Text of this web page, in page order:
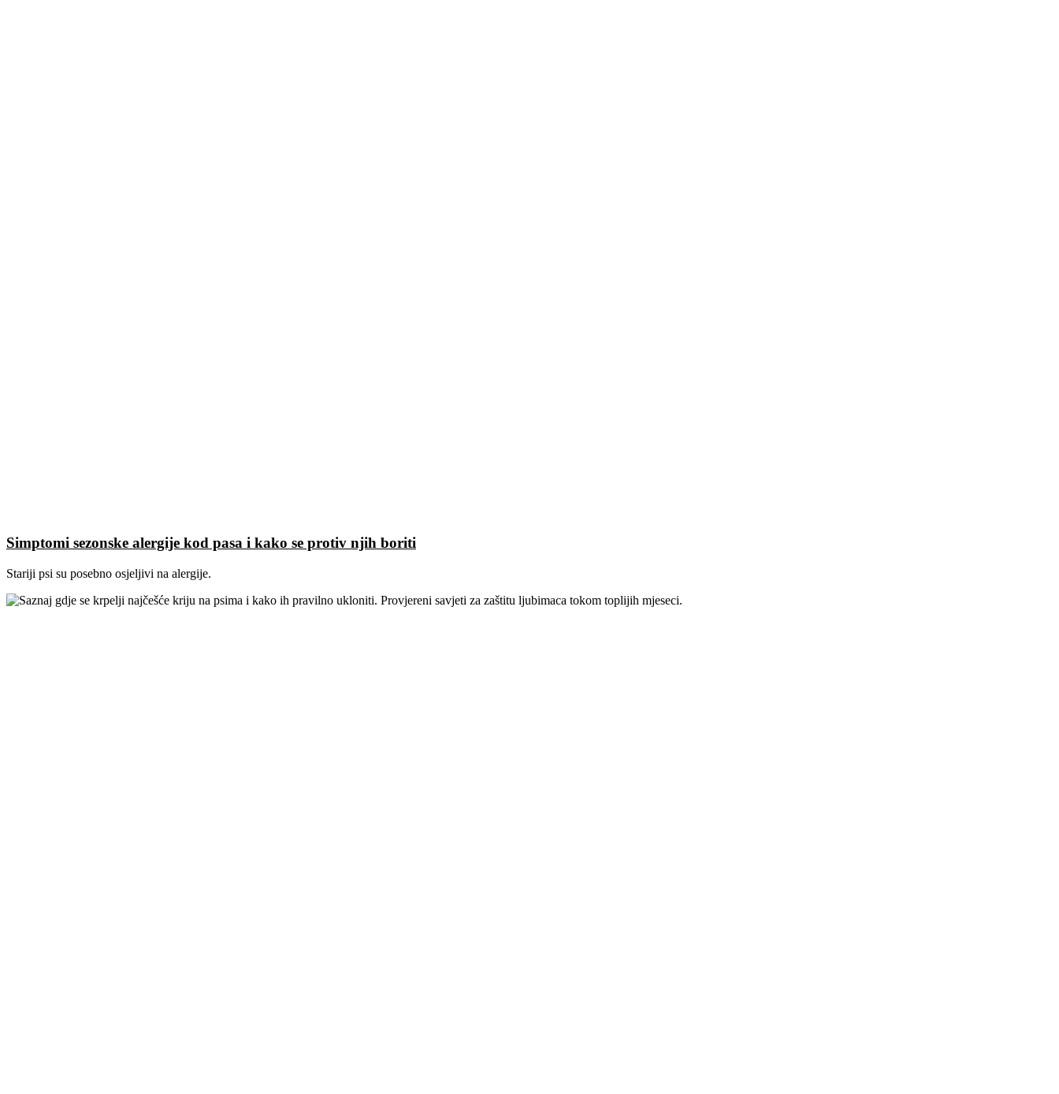
Simptomi sezonske alergije kod pasa i kako se protiv njih boriti
Stariji psi su posebno osjeljivi na alergije.